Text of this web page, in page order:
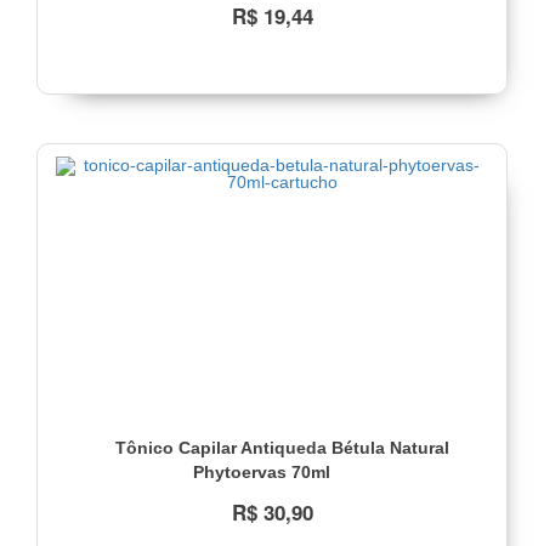
R$ 19,44
Tônico Capilar Antiqueda Bétula Natural
Phytoervas 70ml
R$ 30,90